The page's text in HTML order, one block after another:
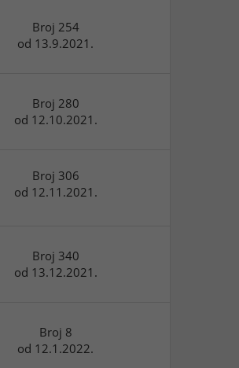
Broj 254
od 13.9.2021.
Broj 280
od 12.10.2021.
Broj 306
od 12.11.2021.
Broj 340
od 13.12.2021.
Broj 8
od 12.1.2022.